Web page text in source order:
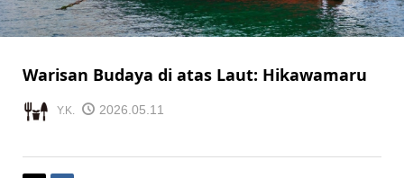
Warisan Budaya di atas Laut: Hikawamaru
Y.K. 2026.05.11